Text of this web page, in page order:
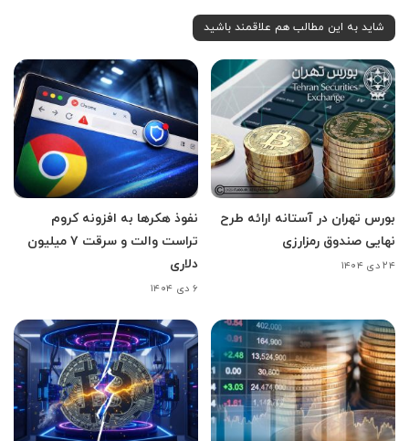
شاید به این مطالب هم علاقمند باشید
بورس تهران در آستانه ارائه طرح
نهایی صندوق رمزارزی
۲۴ دی ۱۴۰۴
نفوذ هکرها به افزونه کروم
تراست والت و سرقت ۷ میلیون
دلاری
۶ دی ۱۴۰۴